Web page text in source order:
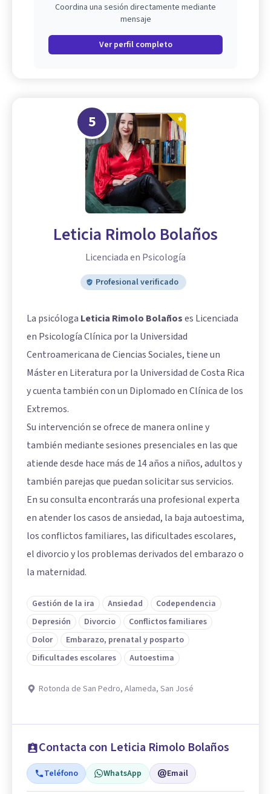
Coordina una sesión directamente mediante
mensaje
Ver perfil completo
5
Leticia Rimolo Bolaños
Licenciada en Psicología
Profesional verificado
La psicóloga Leticia Rimolo Bolañoses Licenciada
en Psicología Clínica por la Universidad
Centroamericana de Ciencias Sociales, tiene un
Máster en Literatura por la Universidad de Costa Rica
y cuenta también con un Diplomado en Clínica de los
Extremos.
Su intervención se ofrece de manera online y
también mediante sesiones presenciales en las que
atiende desde hace más de 14 años a niños, adultos y
también parejas que puedan solicitar sus servicios.
En su consulta encontrarás una profesional experta
en atender los casos de ansiedad, la baja autoestima,
los conflictos familiares, las dificultades escolares,
el divorcio y los problemas derivados del embarazo o
la maternidad.
Gestión de la ira Ansiedad
Codependencia
Depresión
Divorcio
Conflictos familiares
Dolor
Embarazo, prenatal y posparto
Dificultades escolares
Autoestima
Rotonda de San Pedro, Alameda, San José
Contacta con Leticia Rimolo Bolaños
Teléfono WhatsApp Email